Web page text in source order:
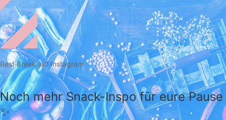
Best Break auf Instagram
Noch mehr Snack-Inspo für eure Pause
✨